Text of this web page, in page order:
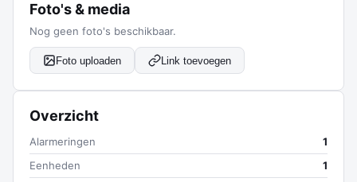
Foto's & media
Nog geen foto's beschikbaar.
Foto uploaden Link toevoegen
Overzicht
Alarmeringen
1
Eenheden
1